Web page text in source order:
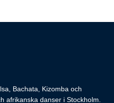
Bachata, Kizomba och
afrikanska danser i Stockholm.